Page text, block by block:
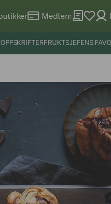
Medlem
OPPSKRIFTERFRUKTSJEFENS